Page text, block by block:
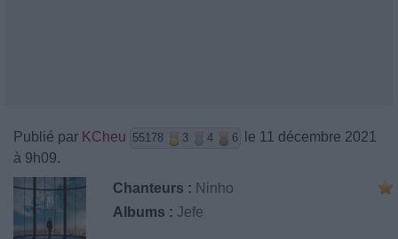
Publié par KCheu 55178 3 4 6
le 11 décembre 2021
à 9h09.
Chanteurs : Ninho
Albums : Jefe